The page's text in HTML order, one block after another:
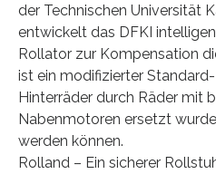
der Technischen Universität
entwickelt das DFKI
Rollator zur Kompensation
ist ein modifizierter
Hinterräder durch Räder mit
Nabenmotoren ersetzt
werden können.
Rolland – Ein sicherer